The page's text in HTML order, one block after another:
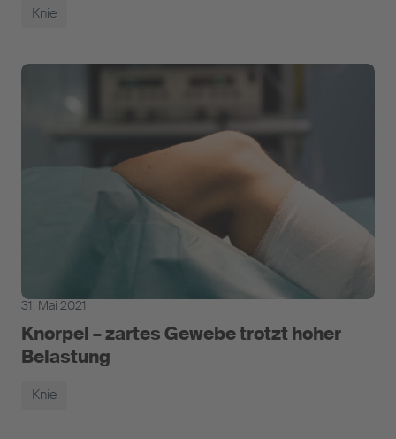
Knie
31. Mai 2021
Knorpel – zartes Gewebe trotzt hoher
Belastung
Knie